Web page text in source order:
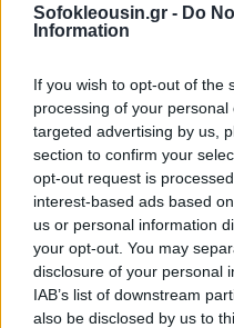
Sofokleousin.gr - Do
Information
If you wish to opt-out of the
processing of your
targeted advertising by us,
section to confirm your
opt-out request is
interest-based ads based
us or personal information
your opt-out. You may
disclosure of your personal
IAB’s list of downstream
also be disclosed by us to